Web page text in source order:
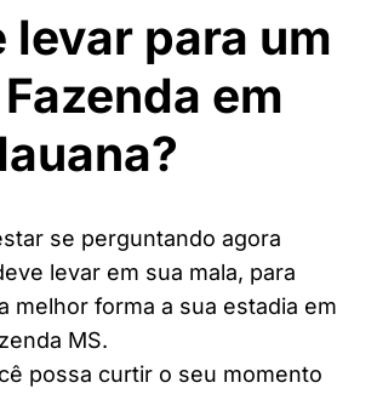
levar para um
em
se perguntando agora
levar em sua mala, para
melhor forma a sua estadia em
MS.
possa curtir o seu momento